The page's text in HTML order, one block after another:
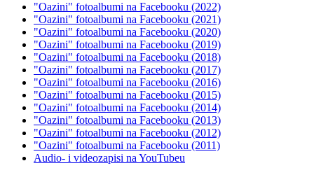
"Oazini" fotoalbumi na Facebooku (2022)
"Oazini" fotoalbumi na Facebooku (2021)
"Oazini" fotoalbumi na Facebooku (2020)
"Oazini" fotoalbumi na Facebooku (2019)
"Oazini" fotoalbumi na Facebooku (2018)
"Oazini" fotoalbumi na Facebooku (2017)
"Oazini" fotoalbumi na Facebooku (2016)
"Oazini" fotoalbumi na Facebooku (2015)
"Oazini" fotoalbumi na Facebooku (2014)
"Oazini" fotoalbumi na Facebooku (2013)
"Oazini" fotoalbumi na Facebooku (2012)
"Oazini" fotoalbumi na Facebooku (2011)
Audio- i videozapisi na YouTubeu